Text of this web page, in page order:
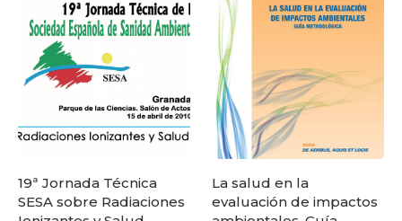
19ª Jornada Técnica
SESA sobre Radiaciones
La salud en la
evaluación de impactos